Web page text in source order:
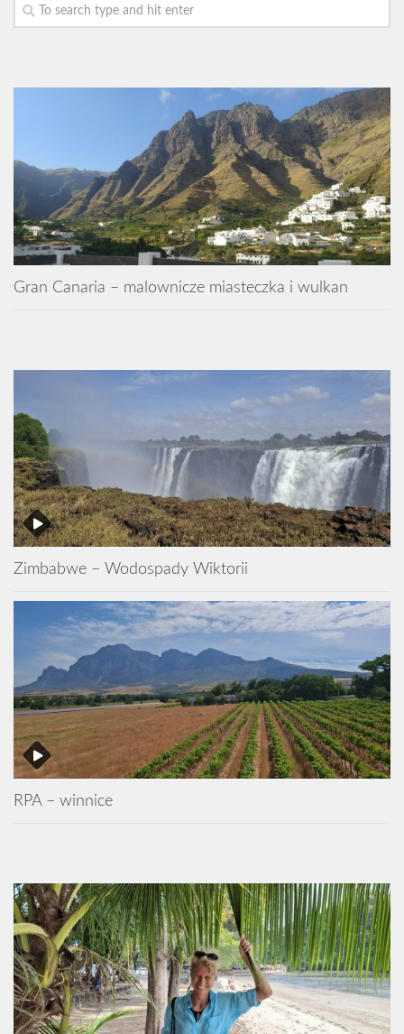
Gran Canaria – malownicze miasteczka i wulkan
Zimbabwe – Wodospady Wiktorii
RPA – winnice